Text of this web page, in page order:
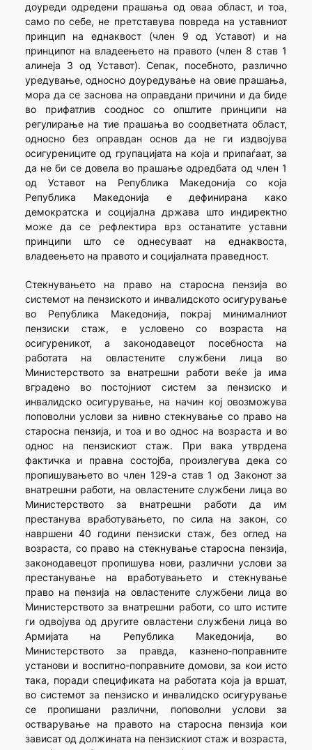
доуреди одредени прашања од оваа област, и тоа,
само по себе, не претставува повреда на уставниот
принцип на еднаквост (член 9 од Уставот) и на
принципот на владеењето на правото (член 8 став 1
алинеја 3 од Уставот). Сепак, посебното, различно
уредување, односно доуредување на овие прашања,
мора да се заснова на оправдани причини и да биде
во прифатлив сооднос со општите принципи на
регулирање на тие прашања во соодветната област,
односно без оправдан основ да не ги издвојува
осигурениците од групацијата на која и припаѓаат, за
да не би се довела во прашање одредбата од член 1
од Уставот на Република Македонија со која
Република Македонија е дефинирана како
демократска и социјална држава што индиректно
може да се рефлектира врз останатите уставни
принципи што се однесуваат на еднаквоста,
владеењето на правото и социјалната праведност.
Стекнувањето на право на старосна пензија во
системот на пензиското и инвалидското осигурување
во Република Македонија, покрај минималниот
пензиски стаж, е условено со возраста на
осигуреникот, а законодавецот посебноста на
работата на овластените службени лица во
Министерството за внатрешни работи веќе ја има
вградено во постојниот систем за пензиско и
инвалидско осигурување, на начин кој овозможува
поповолни услови за нивно стекнување со право на
старосна пензија, и тоа и во однос на возраста и во
однос на пензискиот стаж. При вака утврдена
фактичка и правна состојба, произлегува дека со
пропишувањето во член 129-а став 1 од Законот за
внатрешни работи, на овластените службени лица во
Министерството за внатрешни работи да им
престанува вработувањето, по сила на закон, со
навршени 40 години пензиски стаж, без оглед на
возраста, со право на стекнување старосна пензија,
законодавецот пропишува нови, различни услови за
престанување на вработувањето и стекнување
право на пензија на овластените службени лица во
Министерството за внатрешни работи, со што истите
ги одвојува од другите овластени службени лица во
Армијата на Република Македонија, во
Министерството за правда, казнено-поправните
установи и воспитно-поправните домови, за кои исто
така, поради спецификата на работата која ја вршат,
во системот за пензиско и инвалидско осигурување
се пропишани различни, поповолни услови за
остварување на правото на старосна пензија кои
зависат од должината на пензискиот стаж и возраста,